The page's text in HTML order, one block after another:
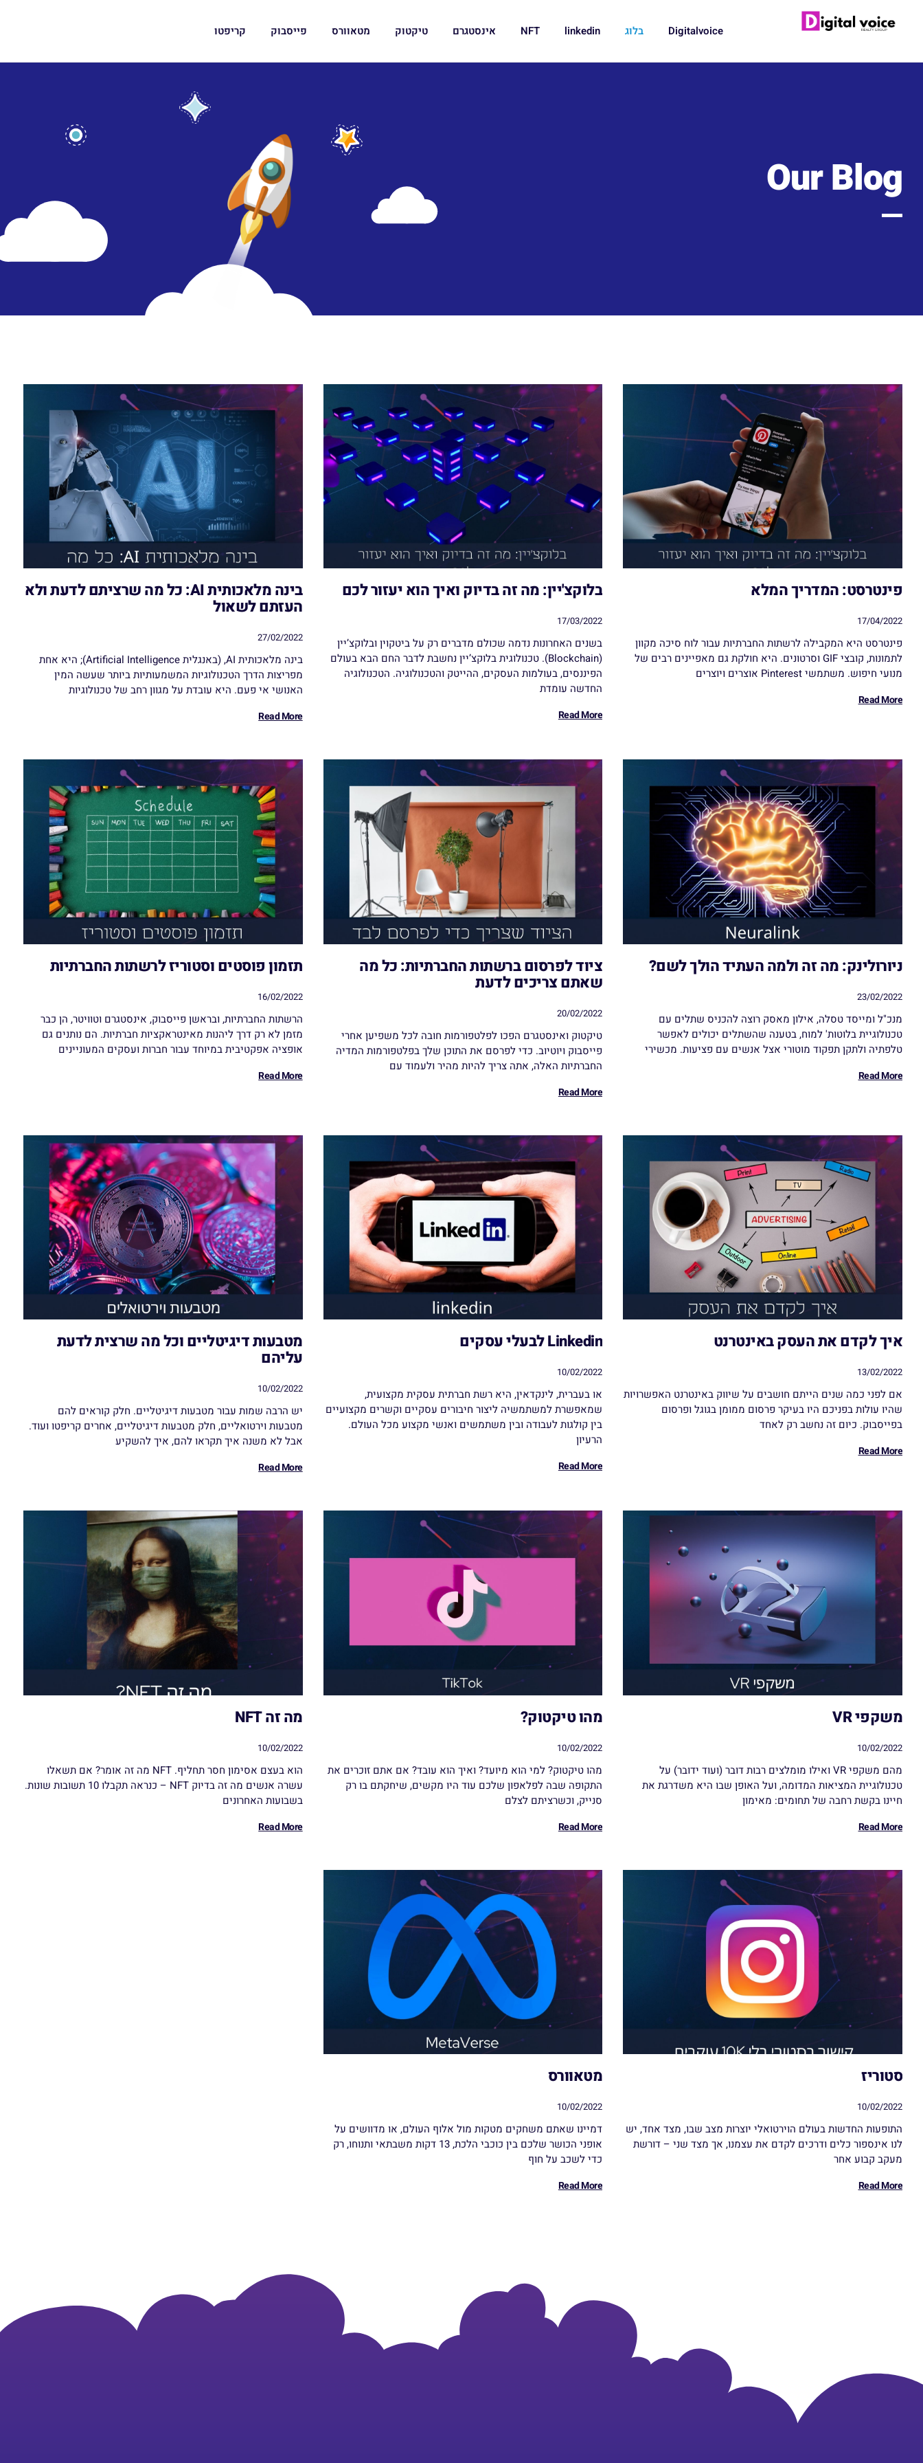
Digitalvoice בלוג linkedin
NFT אינסטגרם טיקטוק מטאוורס פייסבוק קריפטו
Our Blog
פינטרסט: המדריך המלא
17/04/2022
פינטרסט היא המקבילה לרשתות החברתיות עבור לוח סיכה מקוון
לתמונות, קובצי GIF וסרטונים. היא חולקת גם מאפיינים רבים של
מנועי חיפוש. משתמשי Pinterest אוצרים ויוצרים
Read More
בלוקצ'יין: מה זה בדיוק ואיך הוא יעזור לכם
17/03/2022
בשנים האחרונות נדמה שכולם מדברים רק על ביטקוין ובלוקצ’יין
(Blockchain). טכנולוגית בלוקצ’יין נחשבת לדבר החם הבא בעולם
הפיננסים, בעולמות העסקים, ההייטק והטכנולוגיה. הטכנולוגיה
החדשה עומדת
Read More
בינה מלאכותית AI: כל מה שרציתם לדעת ולא
העזתם לשאול
27/02/2022
בינה מלאכותית AI, (באנגלית Artificial Intelligence); היא אחת
מפריצות הדרך הטכנולוגיות המשמעותיות ביותר שעשה המין
האנושי אי פעם. היא עובדת על מגוון רחב של טכנולוגיות
Read More
ניורולינק: מה זה ולמה העתיד הולך לשם?
23/02/2022
מנכ"ל ומייסד טסלה, אילון מאסק רוצה להכניס שתלים עם
טכנולוגיית בלוטות' למוח, בטענה שהשתלים יכולים לאפשר
טלפתיה ולתקן תפקוד מוטורי אצל אנשים עם פציעות. מכשירי
Read More
ציוד לפרסום ברשתות החברתיות: כל מה
שאתם צריכים לדעת
20/02/2022
טיקטוק ואינסטגרם הפכו לפלטפורמות חובה לכל משפיען אחרי
פייסבוק ויוטיוב. כדי לפרסם את התוכן שלך בפלטפורמות המדיה
החברתיות האלה, אתה צריך להיות מהיר ולעמוד עם
Read More
תזמון פוסטים וסטוריז לרשתות החברתיות
16/02/2022
הרשתות החברתיות, ובראשן פייסבוק, אינסטגרם וטוויטר, הן כבר
מזמן לא רק דרך ליהנות מאינטראקציות חברתיות. הם נותנים גם
אופציה אפקטיבית במיוחד עבור חברות ועסקים המעוניינים
Read More
איך לקדם את העסק באינטרנט
13/02/2022
אם לפני כמה שנים הייתם חושבים על שיווק באינטרנט האפשרויות
שהיו עולות בפניכם היו בעיקר פרסום ממומן בגוגל ופרסום
בפייסבוק. כיום זה נחשב רק לאחד
Read More
Linkedin לבעלי עסקים
10/02/2022
או בעברית, לינקדאין, היא רשת חברתית עסקית מקצועית,
שמאפשרת למשתמשיה ליצור חיבורים עסקיים וקשרים מקצועיים
בין קולגות לעבודה ובין משתמשים ואנשי מקצוע מכל העולם.
הרעיון
Read More
מטבעות דיגיטליים וכל מה שרצית לדעת
עליהם
10/02/2022
יש הרבה שמות עבור מטבעות דיגיטליים. חלק קוראים להם
מטבעות וירטואליים, חלק מטבעות דיגיטליים, אחרים קריפטו ועוד.
אבל לא משנה איך תקראו להם, איך להשקיע
Read More
משקפי VR
10/02/2022
מהם משקפי VR ואילו מומלצים רבות דובר (ועוד ידובר) על
טכנולוגיית המציאות המדומה, ועל האופן שבו היא משדרגת את
חיינו בקשת רחבה של תחומים: מאימון
Read More
מהו טיקטוק?
10/02/2022
מהו טיקטוק? למי הוא מיועד? ואיך הוא עובד? אם אתם זוכרים את
התקופה שבה לפלאפון שלכם עוד היו מקשים, שיחקתם בו רק
סנייק, וכשרציתם לצלם
Read More
מה זה NFT
10/02/2022
הוא בעצם אסימון חסר תחליף. NFT מה זה אומר? אם תשאלו
עשרה אנשים מה זה בדיוק NFT – כנראה תקבלו 10 תשובות שונות.
בשבועות האחרונים
Read More
סטוריז
10/02/2022
התופעות החדשות בעולם הוירטואלי יוצרות מצב שבו, מצד אחד, יש
לנו אינספור כלים ודרכים לקדם את עצמנו, אך מצד שני – דורשת
מעקב קבוע אחר
Read More
מטאוורס
10/02/2022
דמיינו שאתם משחקים מטקות מול אלוף העולם, או מדוושים על
אופני הכושר שלכם בין כוכבי הלכת, 13 דקות משבתאי ותנוחו, רק
כדי לשכב על חוף
Read More